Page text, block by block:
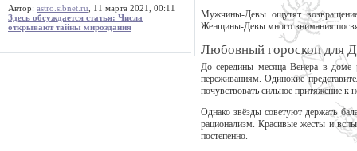
Автор: astro.sibnet.ru , 11 марта 2021, 00:11
Здесь обсуждается статья: Числа
открывают тайны мироздания
Мужчины-Девы ощутят
Женщины-Девы много внимания
Любовный гороскоп для
До середины месяца Венера в
переживаниям. Одинокие
почувствовать сильное притяжение к
Однако звёзды советуют держать
рационализм. Красивые жесты и
постепенно.